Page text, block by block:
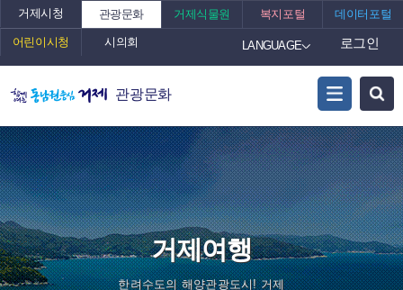
거제시청 관광문화 거제식물원 복지포털 데이터포털
어린이시청 시의회 LANGUAGE 로그인
관광문화
거제여행
한려수도의 해양관광도시! 거제